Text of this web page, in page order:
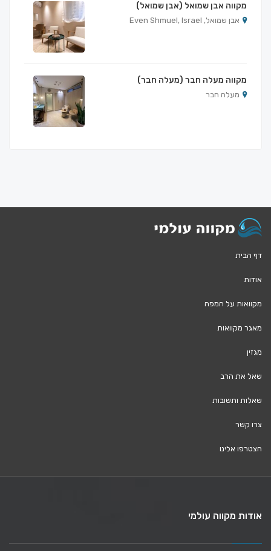
מקווה אבן שמואל (אבן שמואל)
אבן שמואל, Even Shmuel, Israel
מקווה מעלה חבר (מעלה חבר)
מעלה חבר
דף הבית
אודות
מקוואות על המפה
מאגר מקוואות
מגזין
שאל את הרב
שאלות ותשובות
צרו קשר
הצטרפו אלינו
אודות מקווה עולמי